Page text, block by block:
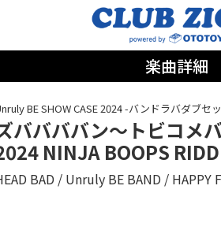
楽曲詳細
BE SHOW CASE 2024 -バンドラバダブセ
ババババン～トビコメ
NINJA BOOPS
BAD Unruly BE BAND HAPPY